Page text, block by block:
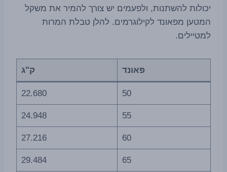
יכולות להשתנות, ולפעמים יש צורך להמיר את משקל
המטען מפאונד לקילוגרמים. להלן טבלת המרות
למטיילים.
פאונד ק"ג
50
22.680
55
24.948
60
27.216
65
29.484